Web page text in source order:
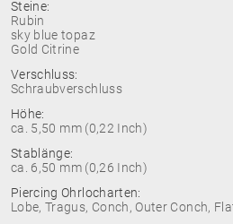
Steine:
Rubin
sky blue topaz
Gold Citrine
Verschluss:
Schraubverschluss
Höhe:
ca. 5,50 mm (0,22 Inch)
Stablänge:
ca. 6,50 mm (0,26 Inch)
Piercing Ohrlocharten:
Lobe, Tragus, Conch, Outer Conch,